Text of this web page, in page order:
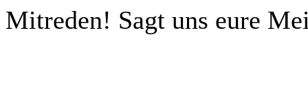
Mitreden! Sagt uns eure